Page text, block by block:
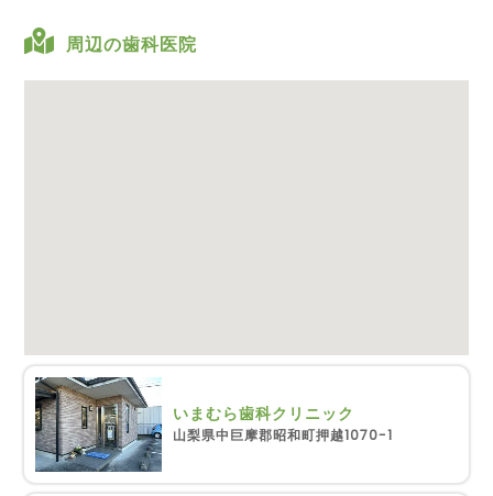
周辺の歯科医院
いまむら歯科クリニック
山梨県中巨摩郡昭和町押越1070-1